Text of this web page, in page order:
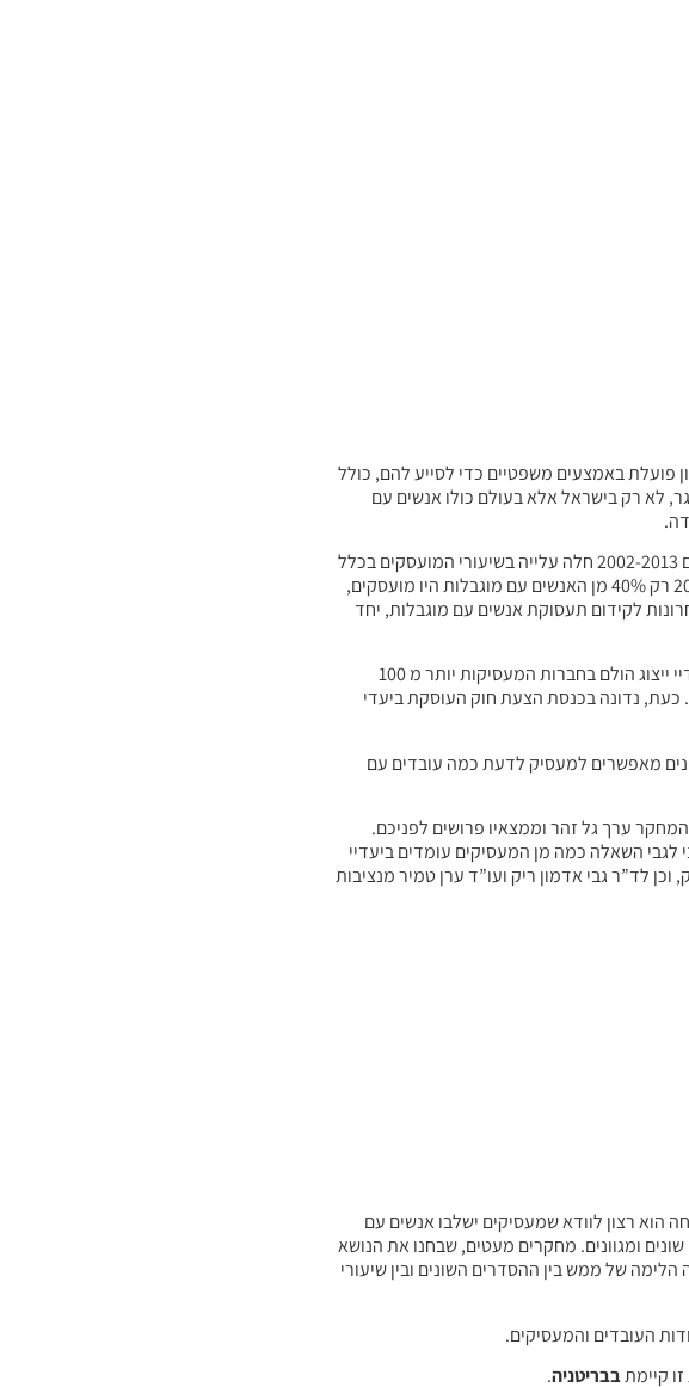
פועלת באמצעים משפטיים כדי לסייע להם, כולל
לא רק בישראל אלא בעולם כולו אנשים עם
הנתונים הסטטיסטיים שהפיקה נציבות שוויון זכויות לאנשים עם מוגבלות בשנת 2015, באמצעות מכון ברוקדייל מראים כי בין השנים 2002-2013 חלה עלייה בשיעורי המועסקים בכלל
קבוצות האוכלוסייה, אולם בקרב אנשים עם מוגבלות נרשמה עלייה גדולה יותר, כך שהצטמצם הפער בשיעור התעסוקה. בשנת 2002 רק 40% מן האנשים עם מוגבלות היו מועסקים,
הממשלה בשנים האחרונות לקידום תעסוקת אנשים עם מוגבלות, יחד
כחלק מן המאמץ להגדיל את השתתפותם של אנשים עם מוגבלות בשוק העבודה, הגיעו המעסיקים וההסתדרות להסכם הקובע יעדיי ייצוג הולם בחברות המעסיקות יותר מ 100
נדונה בכנסת הצעת חוק העוסקת ביעדי
מאפשרים למעסיק לדעת כמה עובדים עם
ערך גל זהר וממצאיו פרושים לפניכם.
לגבי השאלה כמה מן המעסיקים עומדים ביעדיי
לד”ר גבי אדמון ריק ועו”ד ערן טמיר מנציבות
הוא רצון לוודא שמעסיקים ישלבו אנשים עם
ומגוונים. מחקרים מעטים, שבחנו את הנושא
של ממש בין ההסדרים השונים ובין שיעורי
העובדים והמעסיקים.
קיימתבבריטניה.